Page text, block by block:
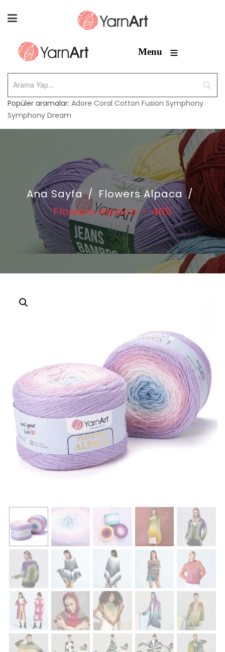
Menu ≡
Popüler aramalar: Adore Coral Cotton Fusion Symphony
Symphony Dream
Ana Sayfa / Flowers Alpaca /
Flowers Alpaca – 405